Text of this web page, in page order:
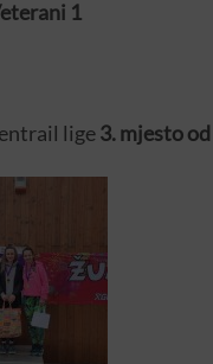
1
lige3. mjesto